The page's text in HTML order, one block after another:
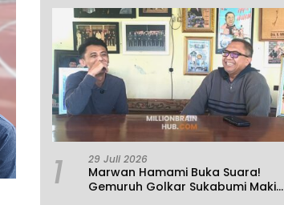
1 29 Juli 2026
Marwan Hamami Buka Suara!
Gemuruh Golkar Sukabumi Makin